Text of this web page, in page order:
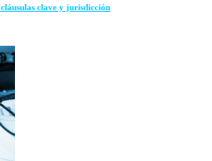
clave y jurisdicción